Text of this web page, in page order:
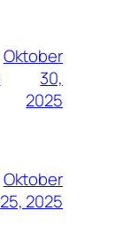
Oktober
30,
2025
Oktober
25, 2025